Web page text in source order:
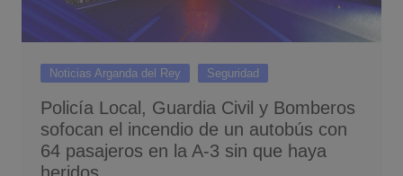
Noticias Arganda del Rey Seguridad
Policía Local, Guardia Civil y Bomberos
sofocan el incendio de un autobús con
64 pasajeros en la A-3 sin que haya
heridos